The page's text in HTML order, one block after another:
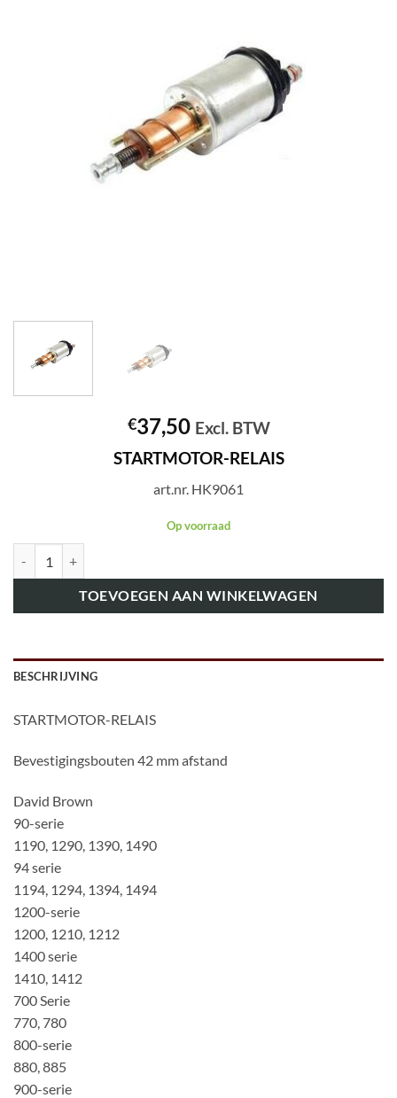
€37,50 Excl. BTW
STARTMOTOR-RELAIS
art.nr. HK9061
Op voorraad
TOEVOEGEN AAN WINKELWAGEN
BESCHRIJVING
STARTMOTOR-RELAIS
Bevestigingsbouten 42 mm afstand
David Brown
90-serie
1190, 1290, 1390, 1490
94 serie
1194, 1294, 1394, 1494
1200-serie
1200, 1210, 1212
1400 serie
1410, 1412
700 Serie
770, 780
800-serie
880, 885
900-serie